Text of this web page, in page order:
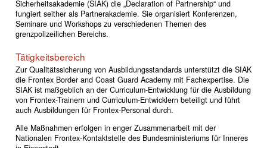
Sicherheitsakademie (SIAK) die „Declaration of Partnership“ und
fungiert seither als Partnerakademie. Sie organisiert Konferenzen,
Seminare und Workshops zu verschiedenen Themen des
grenzpolizeilichen Bereichs.
Tätigkeitsbereich
Zur Qualitätssicherung von Ausbildungsstandards unterstützt die SIAK
die Frontex Border and Coast Guard Academy mit Fachexpertise. Die
SIAK ist maßgeblich an der Curriculum-Entwicklung für die Ausbildung
von Frontex-Trainern und Curriculum-Entwicklern beteiligt und führt
auch Ausbildungen für Frontex-Personal durch.
Alle Maßnahmen erfolgen in enger Zusammenarbeit mit der
Nationalen Frontex-Kontaktstelle des Bundesministeriums für Inneres